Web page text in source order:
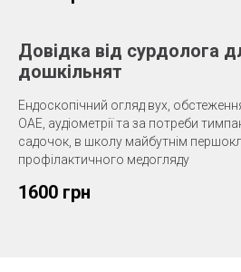
Довідка від сурдолога
дошкільнят
Ендоскопічний огляд вух,
ОАЕ, аудіометрії та за потреби
садочок, в школу майбутнім
профілактичного медогляду
1600 грн